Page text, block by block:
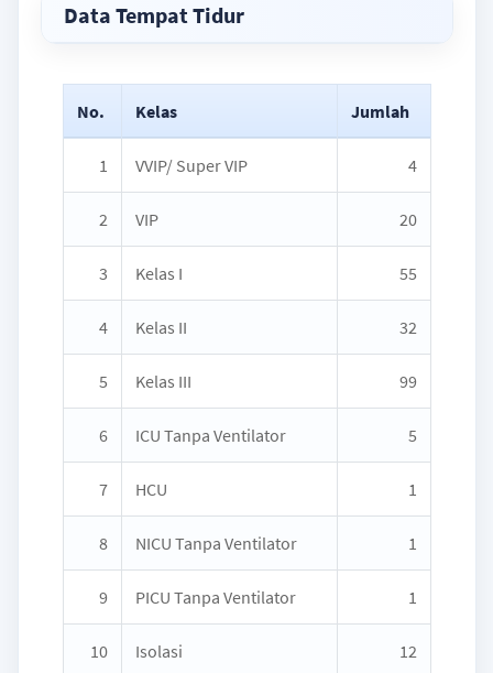
Data Tempat Tidur
No. Kelas Jumlah
1 VVIP/ Super VIP 4
2 VIP 20
3 Kelas I 55
4 Kelas II 32
5 Kelas III 99
6 ICU Tanpa Ventilator 5
7 HCU 1
8 NICU Tanpa Ventilator 1
9 PICU Tanpa Ventilator 1
10 Isolasi 12